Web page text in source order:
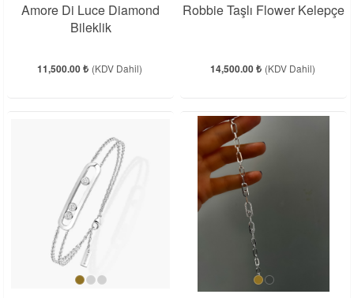
Amore Di Luce Diamond
Bileklik
11,500.00 ₺ (KDV Dahil)
Robbie Taşlı Flower Kelepçe
14,500.00 ₺ (KDV Dahil)